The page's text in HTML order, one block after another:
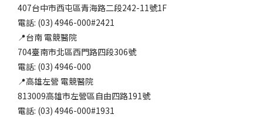
407台中市西屯區青海路二段242-11號1F
電話: (03) 4946-000#2421
📍台南 電競醫院
704臺南市北區西門路四段306號
電話: (03) 4946-000
📍高雄左營 電競醫院
813009高雄市左營區自由四路191號
電話: (03) 4946-000#1931